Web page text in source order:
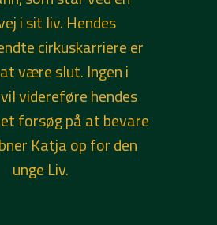
i sit liv. Hendes
cirkuskarriere er
være slut. Ingen i
videreføre hendes
forsøg på at bevare
Katja op for den
unge Liv.